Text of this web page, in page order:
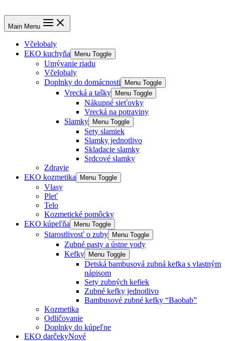
Main Menu
Včelobaly
EKO kuchyňa
Menu Toggle
Umývanie riadu
Včelobaly
Doplnky do domácnosti
Menu Toggle
Vrecká a tašky Menu Toggle
Nákupné sieťovky
Vrecká na potraviny
Slamky
Menu Toggle
Sety slamiek
Slamky jednotlivo
Skladacie slamky
Srdcové slamky
Zdravie
EKO kozmetika
Menu Toggle
Vlasy
Pleť
Telo
Kozmetické pomôcky
EKO kúpeľňa
Menu Toggle
Starostlivosť o zuby Menu Toggle
Zubné pasty a ústne vody
Kefky
Menu Toggle
Detská bambusová zubná kefka s vlastným
nápisom
Sety zubných kefiek
Zubné kefky jednotlivo
Bambusové zubné kefky “Baobab”
Kozmetika
Odličovanie
Doplnky do kúpeľne
EKO darčekyNové